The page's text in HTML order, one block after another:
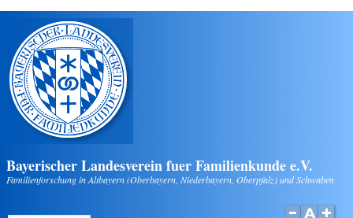
Direkt zum Inhalt
Bayerischer Landesverein fuer Familienkunde e.V.
Familienforschung in Altbayern (Oberbayern, Niederbayern, Oberpfalz) und Schwaben